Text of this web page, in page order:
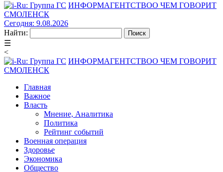
ИНФОРМАГЕНТСТВОО ЧЕМ ГОВОРИТ
СМОЛЕНСК
Сегодня: 9.08.2026
Найти:
☰
<
ИНФОРМАГЕНТСТВОО ЧЕМ ГОВОРИТ
СМОЛЕНСК
Главная
Важное
Власть
Мнение, Аналитика
Политика
Рейтинг событий
Военная операция
Здоровье
Экономика
Общество